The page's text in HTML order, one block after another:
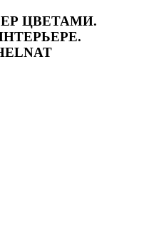
ЦВЕТАМИ.